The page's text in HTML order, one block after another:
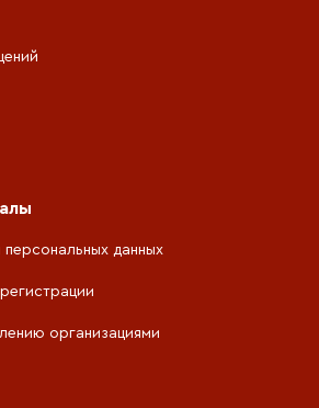
данных
организациями